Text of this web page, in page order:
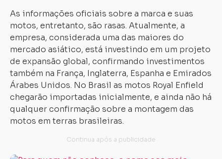
As informações oficiais sobre a marca e suas
motos, entretanto, são rasas. Atualmente, a
empresa, considerada uma das maiores do
mercado asiático, está investindo em um projeto
de expansão global, confirmando investimentos
também na França, Inglaterra, Espanha e Emirados
Árabes Unidos. No Brasil as motos Royal Enfield
chegarão importadas inicialmente, e ainda não há
qualquer confirmação sobre a montagem das
motos em terras brasileiras.